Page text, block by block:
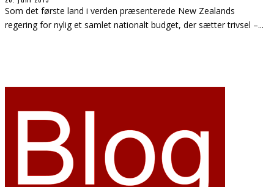
Som det første land i verden præsenterede New Zealands
regering for nylig et samlet nationalt budget, der sætter trivsel –...